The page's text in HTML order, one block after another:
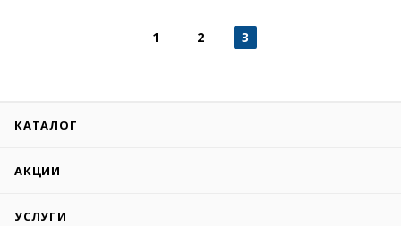
1 2 3
КАТАЛОГ
АКЦИИ
УСЛУГИ